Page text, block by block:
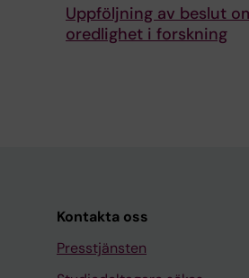
Uppföljning av beslut
oredlighet i forskning
Kontakta oss
Presstjänsten